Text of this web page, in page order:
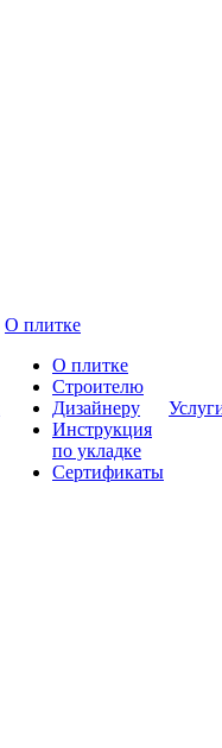
О плитке
О плитке
Строителю
Дизайнеру
Инструкция
по укладке
Сертификаты